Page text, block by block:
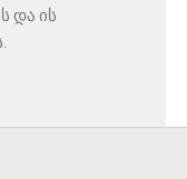
და ის